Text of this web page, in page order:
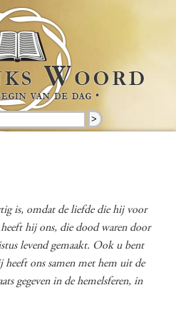
>
is, omdat de liefde die hij voor
hij ons, die dood waren door
levend gemaakt. Ook u bent
ons samen met hem uit de
gegeven in de hemelsferen, in